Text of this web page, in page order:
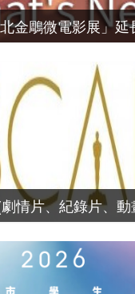
金鵰微電影展」
獎
情片、紀錄片、
斯卡金像獎國際